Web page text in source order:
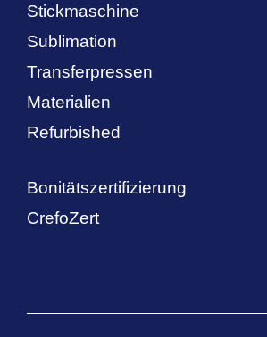
Stickmaschine
Sublimation
Transferpressen
Materialien
Refurbished
Bonitätszertifizierung
CrefoZert